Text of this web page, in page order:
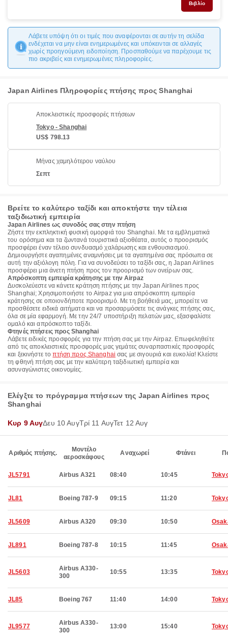
Βιβλίο
Λάβετε υπόψη ότι οι τιμές που αναφέρονται σε αυτήν τη σελίδα
ενδέχεται να μην είναι ενημερωμένες και υπόκεινται σε αλλαγές
χωρίς προηγούμενη ειδοποίηση. Προσπαθούμε να παρέχουμε τις
πιο ακριβείς και ενημερωμένες πληροφορίες.
Japan Airlines Πληροφορίες πτήσης προς Shanghai
Αποκλειστικές προσφορές πτήσεων
Tokyo - Shanghai
US$ 798.13
Μήνας χαμηλότερου ναύλου
Σεπτ
Βρείτε το καλύτερο ταξίδι και αποκτήστε την τέλεια
ταξιδιωτική εμπειρία
Japan Airlines ως συνοδός σας στην πτήση
Ζήστε την εκπληκτική φυσική ομορφιά του Shanghai. Με τα εμβληματικά
του ορόσημα και τα ζωντανά τουριστικά αξιοθέατα, αυτός ο προορισμός
προσφέρει έναν τέλειο συνδυασμό χαλάρωσης και ενθουσιασμού.
Δημιουργήστε αγαπημένες αναμνήσεις με τα αγαπημένα σας πρόσωπα σε
αυτή την αξιόλογη πόλη. Για να συνοδεύσει το ταξίδι σας, η Japan Airlines
προσφέρει μια άνετη πτήση προς τον προορισμό των ονείρων σας.
Απρόσκοπτη εμπειρία κράτησης με την Airpaz
Δυσκολεύεστε να κάνετε κράτηση πτήσης με την Japan Airlines προς
Shanghai; Χρησιμοποιήστε το Airpaz για μια απρόσκοπτη εμπειρία
κράτησης σε οποιονδήποτε προορισμό. Με τη βοήθειά μας, μπορείτε να
προσθέσετε ειδικά αιτήματα και να προσαρμόσετε τις ανάγκες πτήσης σας,
όλα σε μία εφαρμογή. Με την 24/7 υποστήριξη πελατών μας, εξασφαλίστε
ομαλό και απρόσκοπτο ταξίδι.
Φτηνές πτήσεις προς Shanghai
Λάβετε ειδικές προσφορές για την πτήση σας με την Airpaz. Επωφεληθείτε
από τις αποκλειστικές προσφορές μας γεμάτες συναρπαστικές προσφορές
και ξεκινήστε τοπτήση προς Shanghai σας με σιγουριά και ευκολία! Κλείστε
τη φθηνή πτήση σας με την καλύτερη ταξιδιωτική εμπειρία και
ασυναγώνιστες οικονομίες.
Ελέγξτε το πρόγραμμα πτήσεων της Japan Airlines προς
Shanghai
Κυρ 9 ΑυγΔευ 10 ΑυγΤρί 11 ΑυγΤετ 12 Αυγ
Αριθμός πτήσης.
Μοντέλο
αεροσκάφους
Αναχωρεί Φτάνει
JL5791 Airbus A321 08:40 10:45
JL81 Boeing 787-9 09:15 11:20
JL5609 Airbus A320 09:30 10:50
JL891 Boeing 787-8 10:15 11:45
JL5603
Airbus A330-
300
10:55 13:35
JL85 Boeing 767 11:40 14:00
JL9577
Airbus A330-
300
13:00 15:40